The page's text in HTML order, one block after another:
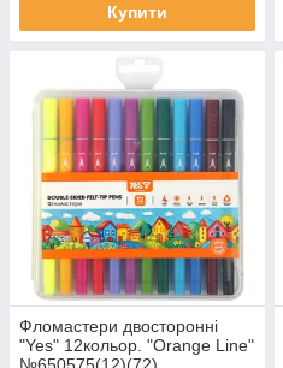
Купити
Фломастери двосторонні
"Yes" 12кольор. "Orange Line"